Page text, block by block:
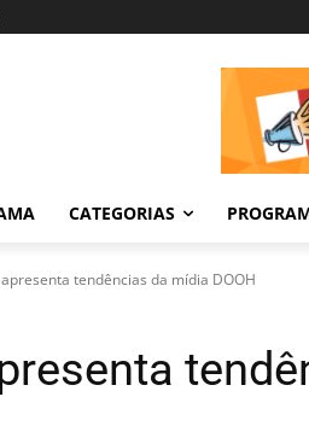
CATEGORIAS
tendências da mídia DOOH